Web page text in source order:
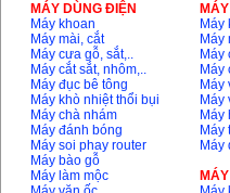
Máy mài 100mm
Makita 9553B (710W)
Giá :1296000
MÁY DÙNG ĐIỆN
Máy khoan
Máy mài, cắt
Máy cưa gỗ, sắt,..
Máy cắt sắt, nhôm,..
Máy đục bê tông
Máy khò nhiệt thổi bụi
Máy chà nhám
Máy đánh bóng
Máy soi phay router
Máy bào gỗ
Máy làm mộc
Máy
Máy
Máy
Máy
Máy
Máy
Máy
Máy
Máy